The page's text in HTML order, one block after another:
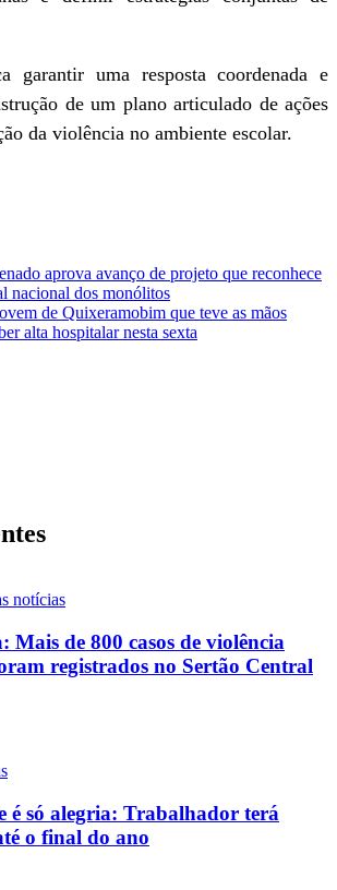
garantir uma resposta coordenada e
de um plano articulado de ações
da violência no ambiente escolar.
aprova avanço de projeto que reconhece
nacional dos monólitos
de Quixeramobim que teve as mãos
alta hospitalar nesta sexta
notícias
Mais de 800 casos de violência
registrados no Sertão Central
é só alegria: Trabalhador terá
o final do ano